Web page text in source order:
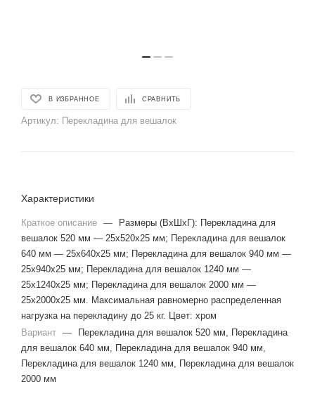
В ИЗБРАННОЕ СРАВНИТЬ
Артикул: Перекладина для вешалок
Характеристики
Краткое описание —
Размеры (ВхШхГ): Перекладина для
вешалок 520 мм — 25х520х25 мм; Перекладина для вешалок
640 мм — 25х640х25 мм; Перекладина для вешалок 940 мм —
25х940х25 мм; Перекладина для вешалок 1240 мм —
25х1240х25 мм; Перекладина для вешалок 2000 мм —
25х2000х25 мм. Максимальная равномерно распределенная
нагрузка на перекладину до 25 кг. Цвет: хром
Вариант —
Перекладина для вешалок 520 мм, Перекладина
для вешалок 640 мм, Перекладина для вешалок 940 мм,
Перекладина для вешалок 1240 мм, Перекладина для вешалок
2000 мм